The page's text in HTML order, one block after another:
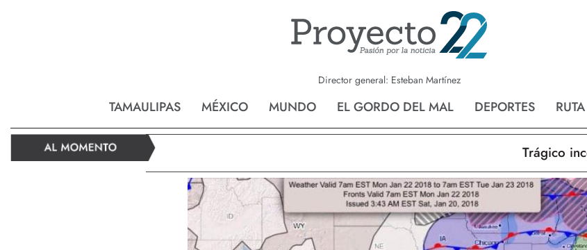
Director general: Esteban Martínez
TAMAULIPAS MÉXICO MUNDO EL GORDO DEL MAL DEPORTES
Reynosa Nvo. Laredo
Trágico